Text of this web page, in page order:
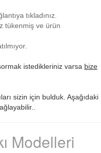
tıkladınız.
tükenmiş ve ürün
istedikleriniz varsa bize
sizin için bulduk. Aşağıdaki
Modelleri